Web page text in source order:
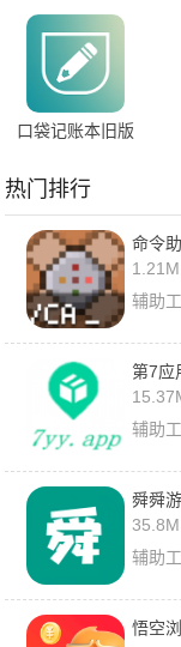
载安卓版
口袋记账本旧版
热门排行
命令
1.21M
辅助
第7应
辅助
舜舜
35.8M
辅助
悟空